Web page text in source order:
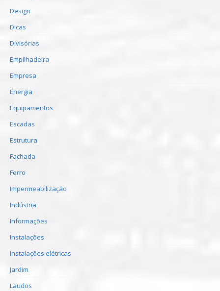
Design
Dicas
Divisórias
Empilhadeira
Empresa
Energia
Equipamentos
Escadas
Estrutura
Fachada
Ferro
Impermeabilização
Indústria
Informações
Instalações
Instalações elétricas
Jardim
Laudos